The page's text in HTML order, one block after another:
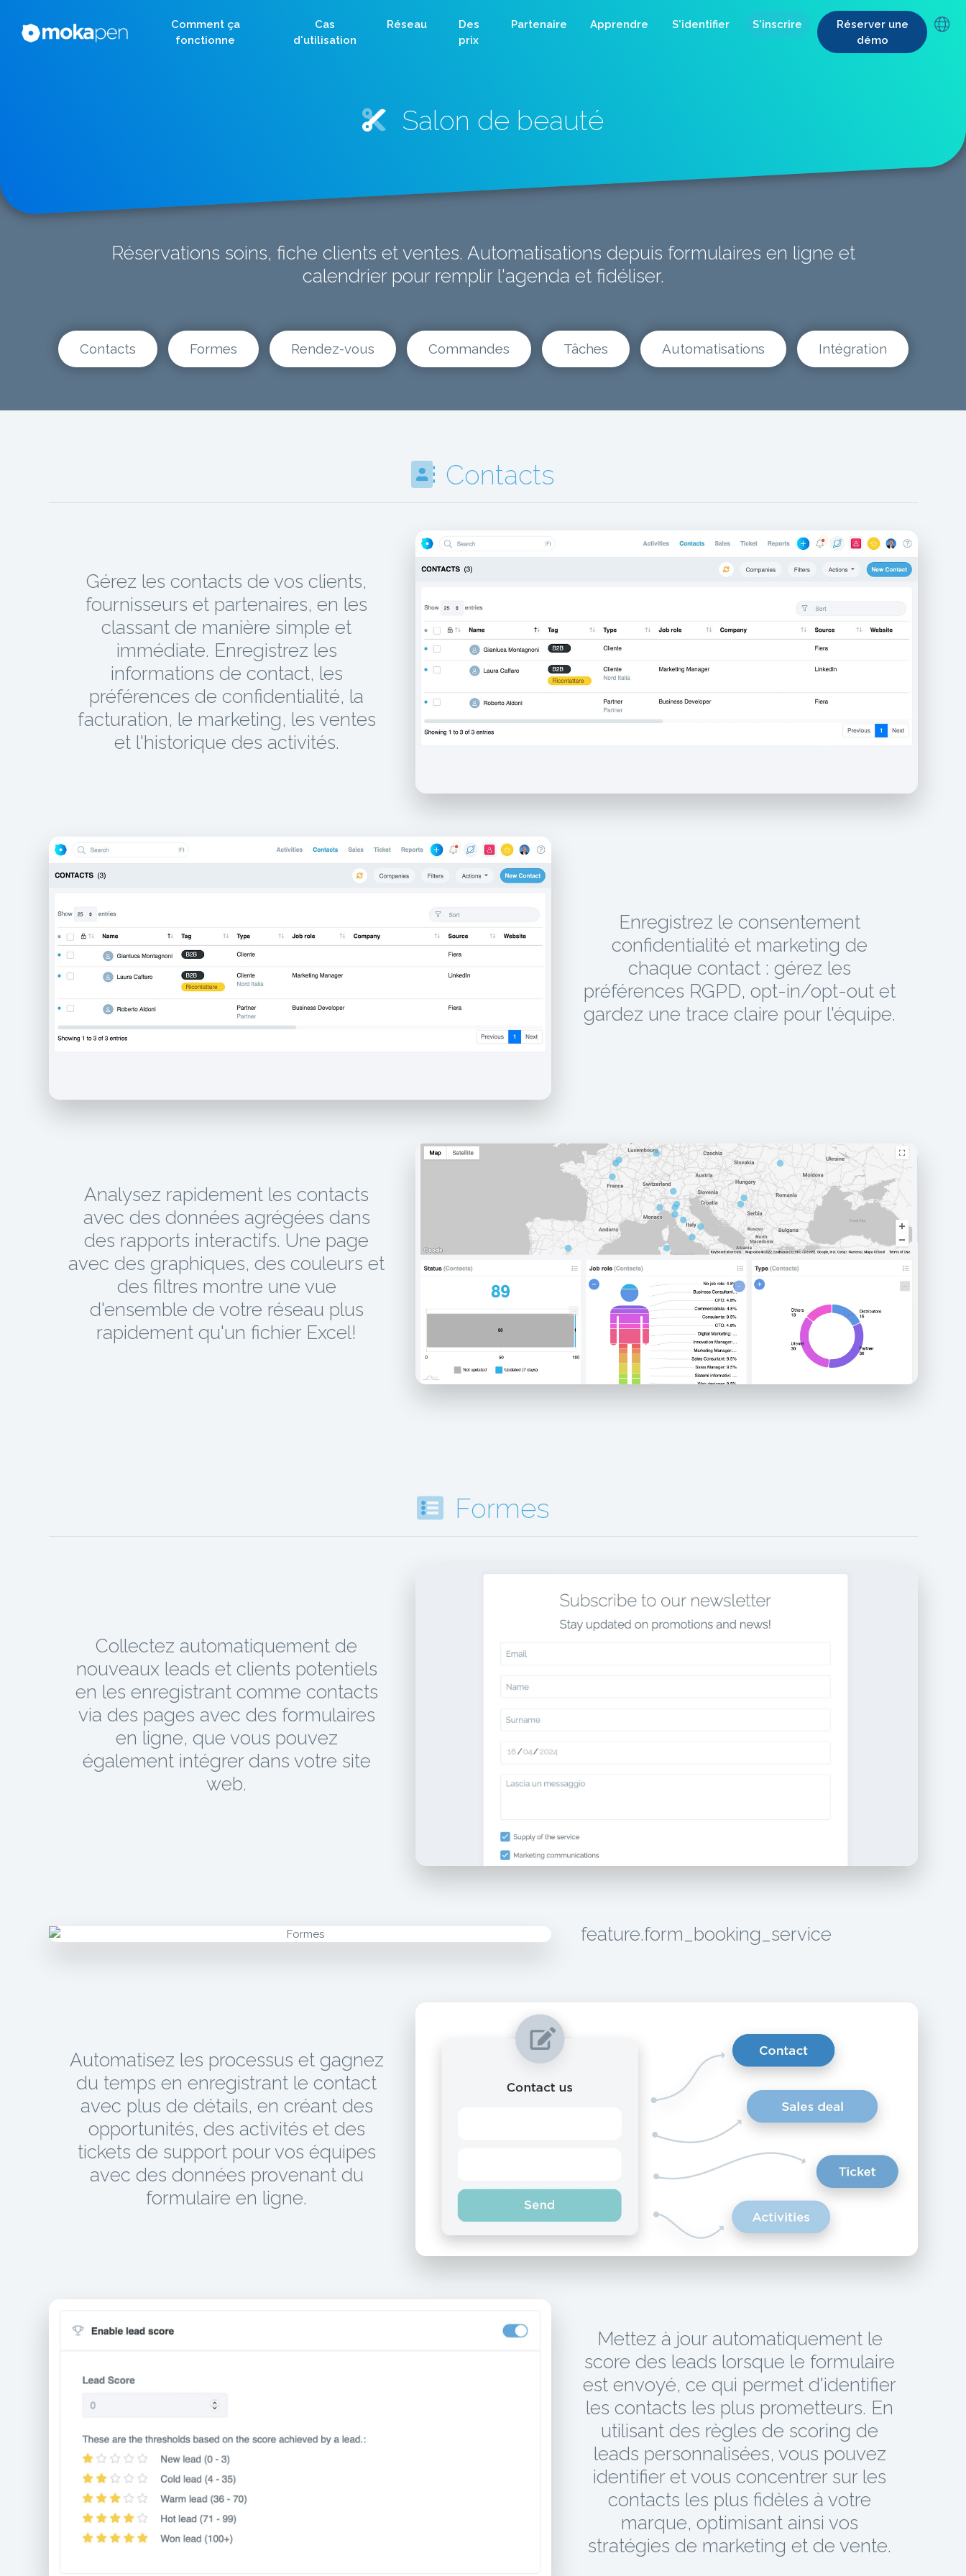
Comment ça
fonctionne
Cas
d'utilisation
Réseau
Des
prix
Partenaire Apprendre S'identifier S'inscrire
Réserver une
démo
Salon de beauté
Réservations soins, fiche clients et ventes. Automatisations depuis formulaires en ligne et
calendrier pour remplir l'agenda et fidéliser.
Contacts Formes Rendez-vous Commandes Tâches Automatisations Intégration
Contacts
Gérez les contacts de vos clients,
fournisseurs et partenaires, en les
classant de manière simple et
immédiate. Enregistrez les
informations de contact, les
préférences de confidentialité, la
facturation, le marketing, les ventes
et l'historique des activités.
Enregistrez le consentement
confidentialité et marketing de
chaque contact : gérez les
préférences RGPD, opt-in/opt-out et
gardez une trace claire pour l'équipe.
Analysez rapidement les contacts
avec des données agrégées dans
des rapports interactifs. Une page
avec des graphiques, des couleurs et
des filtres montre une vue
d'ensemble de votre réseau plus
rapidement qu'un fichier Excel!
Formes
Collectez automatiquement de
nouveaux leads et clients potentiels
en les enregistrant comme contacts
via des pages avec des formulaires
en ligne, que vous pouvez
également intégrer dans votre site
web.
feature.form_booking_service
Automatisez les processus et gagnez
du temps en enregistrant le contact
avec plus de détails, en créant des
opportunités, des activités et des
tickets de support pour vos équipes
avec des données provenant du
formulaire en ligne.
Mettez à jour automatiquement le
score des leads lorsque le formulaire
est envoyé, ce qui permet d'identifier
les contacts les plus prometteurs. En
utilisant des règles de scoring de
leads personnalisées, vous pouvez
identifier et vous concentrer sur les
contacts les plus fidèles à votre
marque, optimisant ainsi vos
stratégies de marketing et de vente.